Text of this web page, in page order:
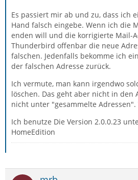
Es passiert mir ab und zu, dass ich
Hand falsch eingebe. Wenn ich die
enden will und die korrigierte Mail-
Thunderbird offenbar die neue
falschen. Jedenfalls bekomme ich
der falschen Adresse zurück.
Ich vermute, man kann irgendwo
löschen. Das geht aber nicht in den
nicht unter "gesammelte Adressen".
Ich benutze Die Version 2.0.0.23
HomeEdition